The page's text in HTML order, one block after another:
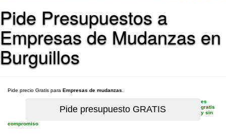
Pide Presupuestos a
Empresas de Mudanzas en
Burguillos
Pide precio Gratis para Empresas de mudanzas
es
gratis
y sin
compromiso